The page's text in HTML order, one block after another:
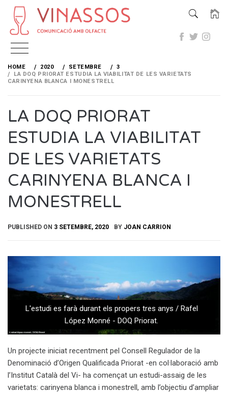
Skip
content
HOME 2020 SETEMBRE
3
LA DOQ PRIORAT ESTUDIA LA VIABILITAT DE LES VARIETATS
CARINYENA BLANCA I MONESTRELL
LA DOQ PRIORAT
ESTUDIA LA VIABILITAT
DE LES VARIETATS
CARINYENA BLANCA I
MONESTRELL
PUBLISHED ON 3 SETEMBRE, 2020 BY JOAN CARRION
L'estudi es farà durant els propers tres anys / Rafel
López Monné - DOQ Priorat.
Un projecte iniciat recentment pel Consell Regulador de la
Denominació d’Origen Qualificada Priorat -en col·laboració amb
l’Institut Català del Vi- ha començat un estudi-assaig de les
varietats: carinyena blanca i monestrell, amb l’objectiu d’ampliar